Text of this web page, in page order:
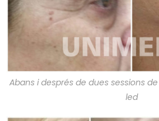
Abans i després de dues sessions
led